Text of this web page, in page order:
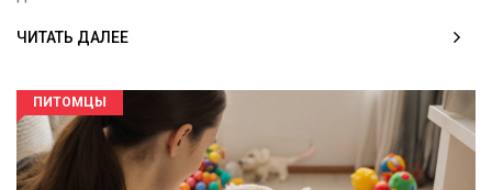
ЧИТАТЬ ДАЛЕЕ
ПИТОМЦЫ